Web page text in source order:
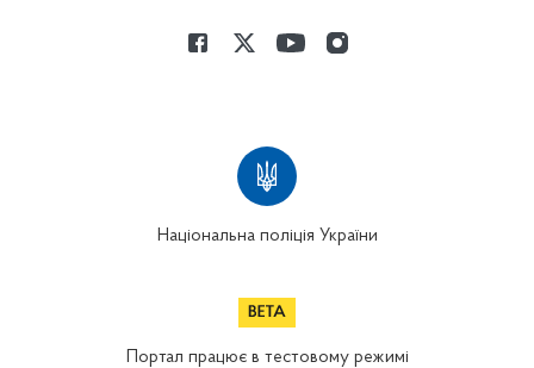
Національна поліція України
Портал працює в тестовому режимі